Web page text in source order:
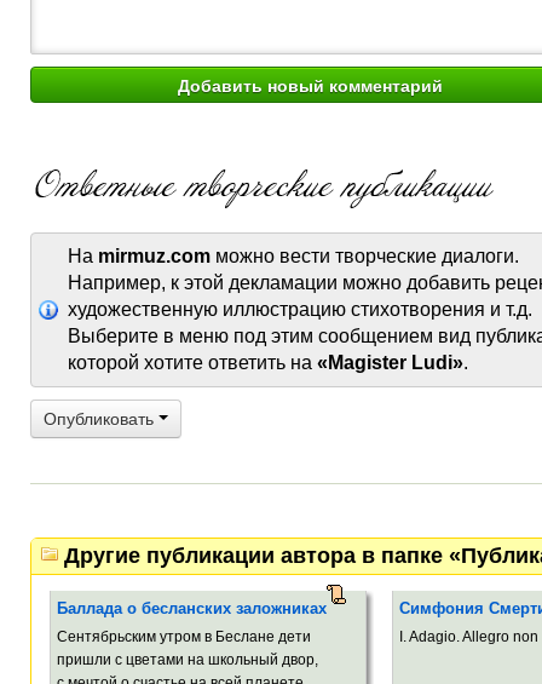
На mirmuz.com можно вести творческие диалоги.
Например, к этой декламации можно добавить
художественную иллюстрацию стихотворения и т.д.
Выберите в меню под этим сообщением вид
которой хотите ответить на «Magister Ludi».
Опубликовать
Другие публикации автора в папке
Баллада о бесланских заложниках
Сентябрьским утром в Беслане дети
пришли с цветами на школьный двор,
Симфония
I. Adagio. Allegro non